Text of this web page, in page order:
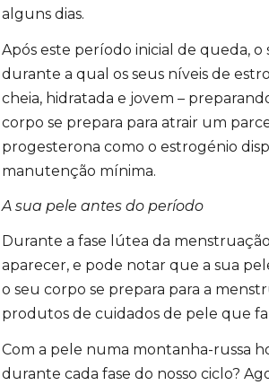
alguns dias.
Após este período inicial de queda,
durante a qual os seus níveis de
cheia, hidratada e jovem –
corpo se prepara para atrair um
progesterona como o estrogénio
manutenção mínima.
A sua pele antes do período
Durante a fase lútea da
aparecer, e pode notar que a sua
o seu corpo se prepara para a
produtos de cuidados de pele que
Com a pele numa montanha-russa
durante cada fase do nosso ciclo?